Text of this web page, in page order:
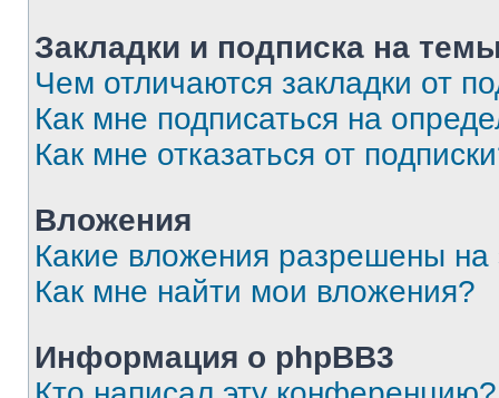
Закладки и подписка на
Чем отличаются закладки от
Как мне подписаться на
Как мне отказаться от
Вложения
Какие вложения разрешены
Как мне найти мои вложения?
Информация о phpBB3